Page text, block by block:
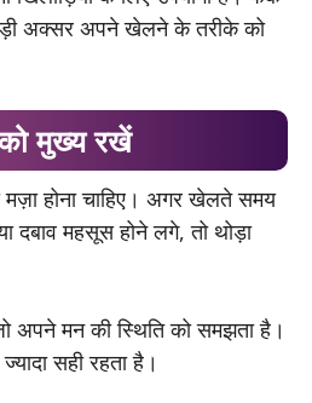
अक्सर अपने खेलने के तरीके को
मुख्य रखें
मज़ा होना चाहिए। अगर खेलते समय
दबाव महसूस होने लगे, तो थोड़ा
अपने मन की स्थिति को समझता है।
सही रहता है।